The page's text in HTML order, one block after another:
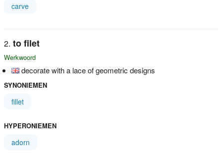
carve
to filet
Werkwoord
decorate with a lace of geometric designs
SYNONIEMEN
fillet
HYPERONIEMEN
adorn